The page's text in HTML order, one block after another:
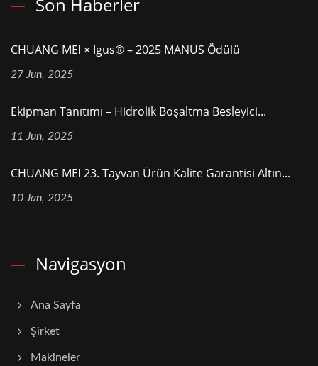
CHUANG MEI × Igus® – 2025 MANUS Ödülü
27 Jun, 2025
Ekipman Tanıtımı – Hidrolik Boşaltma Besleyici...
11 Jun, 2025
CHUANG MEI 23. Tayvan Ürün Kalite Garantisi Altın...
10 Jan, 2025
Navigasyon
Ana Sayfa
Şirket
Makineler